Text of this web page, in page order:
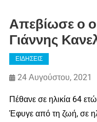
Απεβίωσε ο
Γιάννης
ΕΙΔΗΣΕΙΣ
24 Αυγούστου, 2021
Πέθανε σε ηλικία 64
Έφυγε από τη ζωή, σε